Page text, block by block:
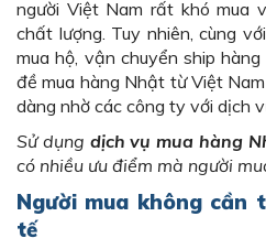
người Việt Nam rất khó mua
chất lượng. Tuy nhiên, cùng
mua hộ, vận chuyển ship
đề mua hàng Nhật từ Việt
dàng nhờ các công ty với dịch
Sử dụng dịch vụ mua hàng
có nhiều ưu điểm mà người
Người mua không cần
tế